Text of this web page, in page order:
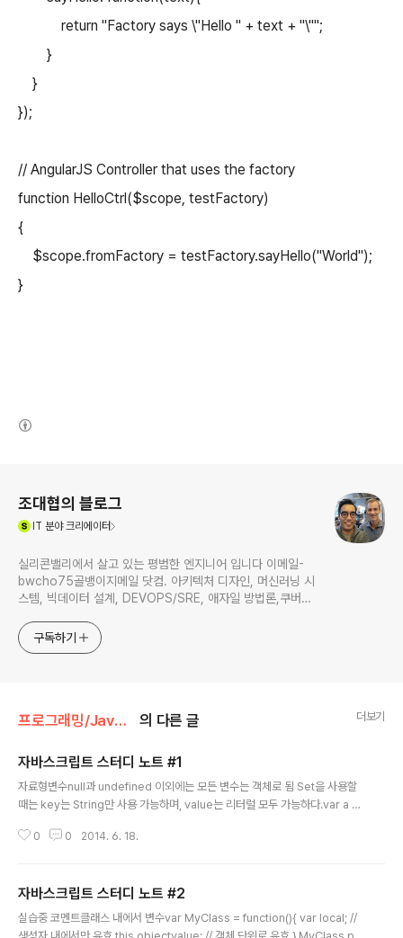
return "Factory says \"Hello " + text + "\"";
}
}
});
// AngularJS Controller that uses the factory
function HelloCtrl($scope, testFactory)
{
$scope.fromFactory = testFactory.sayHello("World");
}
조대협의 블로그
IT 분야 크리에이터
실리콘밸리에서 살고 있는 평범한 엔지니어 입니다 이메일-
bwcho75골뱅이지메일 닷컴. 아키텍처 디자인, 머신러닝 시
스템, 빅데이터 설계, DEVOPS/SRE, 애자일 방법론,쿠버네
한 기술 멘토링과 강의 진행합니다. Linkedin :
https://www.linkedin.com/in/terrycho75/
구독하기
프로그래밍/JavaScript 의 다른 글 더보기
자바스크립트 스터디 노트 #1
자료형변수null과 undefined 이외에는 모든 변수는 객체로 됨 Set을 사용할
때는 key는 String만 사용 가능하며, value는 리터럴 모두 가능하다.var a ={
f. 배열은 순서를 보장한다.var a={1:[],2:[]}; 1,2 순서대로 나오지 않는다.배열
열의 형 체크아래와 같이하면, a는 Object로 판별됨typeof a그래서, 아래와
같은 방법을 체크하는 게 좋은데,a instanceof Array..
0 0 2014. 6. 18.
자바스크립트 스터디 노트 #2
실습중 코멘트클래스 내에서 변수var MyClass = function(){ var local; //